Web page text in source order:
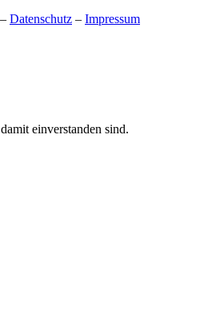
– Datenschutz – Impressum
einverstanden sind.